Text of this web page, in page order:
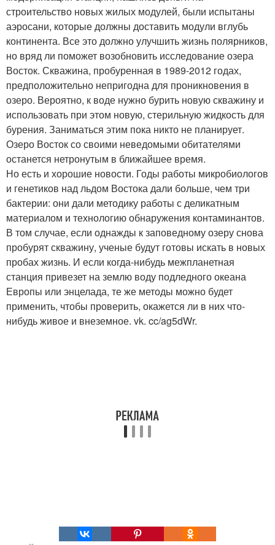
строительство новых жилых модулей, были испытаны
аэросани, которые должны доставить модули вглубь
континента. Все это должно улучшить жизнь полярников,
но вряд ли поможет возобновить исследование озера
Восток. Скважина, пробуренная в 1989-2012 годах,
предположительно непригодна для проникновения в
озеро. Вероятно, к воде нужно бурить новую скважину и
использовать при этом новую, стерильную жидкость для
бурения. Заниматься этим пока никто не планирует.
Озеро Восток со своими неведомыми обитателями
останется нетронутым в ближайшее время.
Но есть и хорошие новости. Годы работы микробиологов
и генетиков над льдом Востока дали больше, чем три
бактерии: они дали методику работы с деликатным
материалом и технологию обнаружения контаминантов.
В том случае, если однажды к заповедному озеру снова
пробурят скважину, ученые будут готовы искать в новых
пробах жизнь. И если когда-нибудь межпланетная
станция привезет на землю воду подледного океана
Европы или энцелада, те же методы можно будет
применить, чтобы проверить, окажется ли в них что-
нибудь живое и внеземное. vk. cc/ag5dWr.